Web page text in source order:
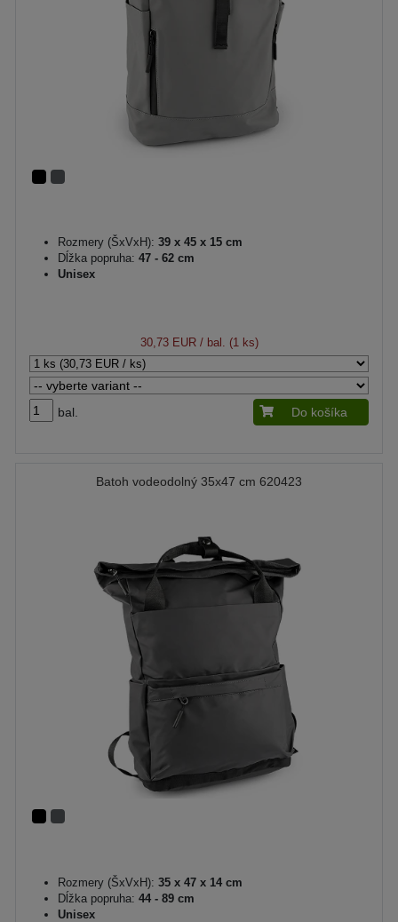
Rozmery (ŠxVxH): 39 x 45 x 15 cm
Dĺžka popruha: 47 - 62 cm
Unisex
30,73 EUR/ bal. (1 ks)
bal. Do košíka
Batoh vodeodolný 35x47 cm 620423
Rozmery (ŠxVxH): 35 x 47 x 14 cm
Dĺžka popruha: 44 - 89 cm
Unisex